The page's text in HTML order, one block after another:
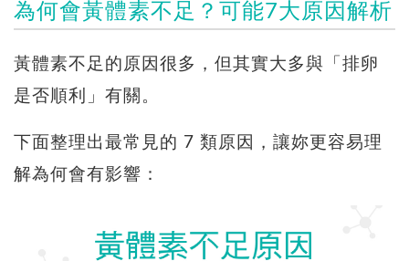
為何會黃體素不足？可能7大原因解析
黃體素不足的原因很多，但其實大多與「排卵
是否順利」有關。
下面整理出最常見的 7 類原因，讓妳更容易理
解為何會有影響：